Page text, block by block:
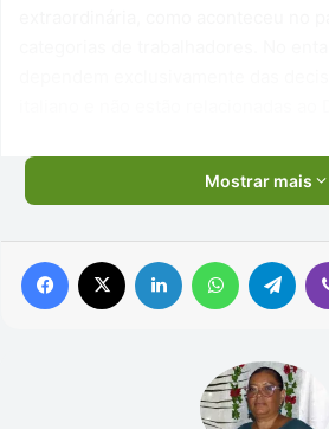
Mostrar mais
Facebook Linkedin WhatsApp